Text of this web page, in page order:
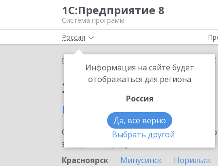
1С:Предприятие 8
Система программ
Россия
Информация на сайте будет
отображаться для региона
Россия
Да, все верно
Выбрать другой
Главная
Заказать ИТС
в Красноярске
Ознакомьтесь с информационными
внедрение продукта.
Красноярск
Минусинск Норильск